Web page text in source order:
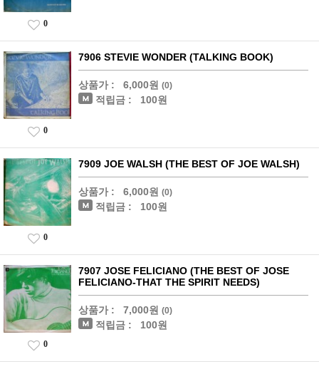
0
7906 STEVIE WONDER (TALKING BOOK)
상품가 : 6,000원 (0)
적립금 : 100원
0
7909 JOE WALSH (THE BEST OF JOE WALSH)
상품가 : 6,000원 (0)
적립금 : 100원
0
7907 JOSE FELICIANO (THE BEST OF JOSE
FELICIANO-THAT THE SPIRIT NEEDS)
상품가 : 7,000원 (0)
적립금 : 100원
0